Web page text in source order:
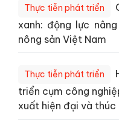
Thực tiễn phát triển
xanh: động lực
nông sản Việt Nam
Thực tiễn phát triển
triển cụm công
xuất hiện đại và